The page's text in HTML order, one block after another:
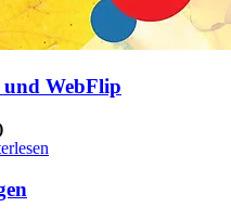
und WebFlip